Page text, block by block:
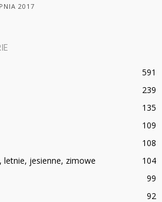
2017
591
239
135
109
108
letnie, jesienne, zimowe
104
99
92